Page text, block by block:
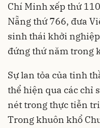
Chí Minh xếp thứ
Nẵng thứ 766, đưa
sinh thái khởi
đứng thứ năm trong
Sự lan tỏa của tinh
thể hiện qua các chỉ
nét trong thực tiễn
Trong khuôn khổ